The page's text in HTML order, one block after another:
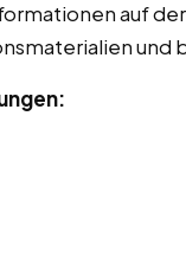
auf
und